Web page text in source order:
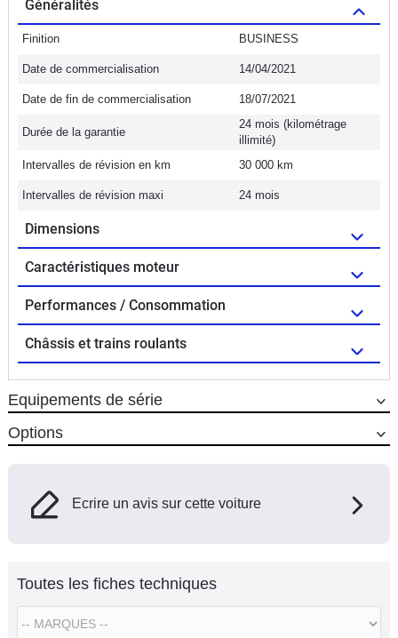
Généralités
Finition BUSINESS
Date de commercialisation 14/04/2021
Date de fin de commercialisation 18/07/2021
Durée de la garantie
24 mois (kilométrage
illimité)
Intervalles de révision en km
30 000 km
Intervalles de révision maxi 24 mois
Dimensions
Caractéristiques moteur
Performances / Consommation
Châssis et trains roulants
Equipements de série
Options
Ecrire un avis sur cette voiture
Toutes les fiches techniques